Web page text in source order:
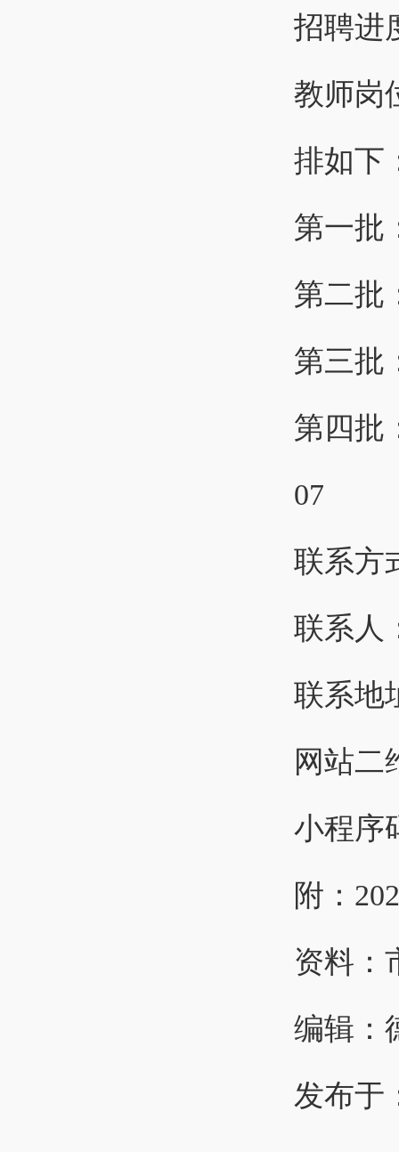
招聘进
教师岗
排如下
第一批
第二批
第三批
第四批
07
联系方
联系人
联系地
网站二
小程序
附：
资料：
编辑：
发布于